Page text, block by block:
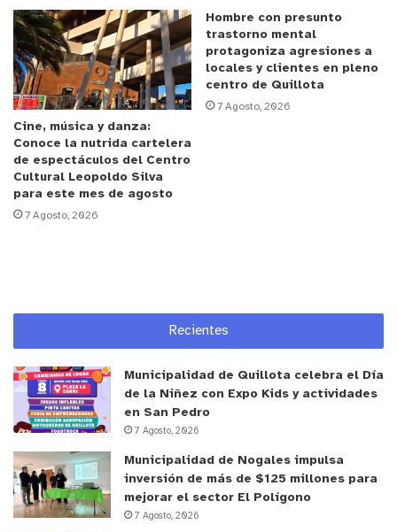
actividad.
Pese a lo anterior, y conforme a lo instruido por el
ente fiscalizador, la Municipalidad de La Ligua
informó que dará curso al sumario administrativo
correspondiente, con el objetivo de determinar si
existiera alguna eventual responsabilidad
administrativa individual.
Desde el municipio valoraron el pronunciamiento
correcto uso de los recursos públicos.
Cine, música y danza:
Conoce la nutrida cartelera
de espectáculos del Centro
Cultural Leopoldo Silva
para este mes de agosto
7 Agosto, 2026
Hombre con presunto
trastorno mental
protagoniza agresiones a
locales y clientes en pleno
centro de Quillota
7 Agosto, 2026
Recientes
Municipalidad de Quillota celebra el Día
de la Niñez con Expo Kids y actividades
en San Pedro
7 Agosto, 2026
Municipalidad de Nogales impulsa
inversión de más de $125 millones para
mejorar el sector El Polígono
7 Agosto, 2026